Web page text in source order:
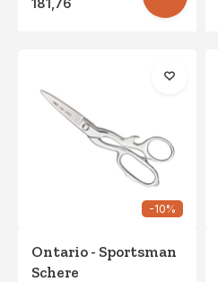
-10%
Ontario - Sportsman
Schere